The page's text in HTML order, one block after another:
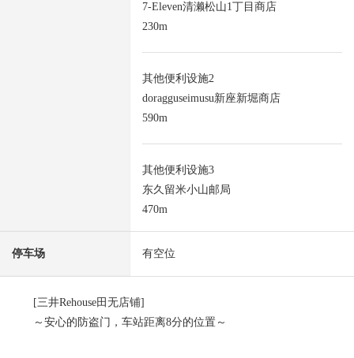
7-Eleven清濑松山1丁目商店
230m
其他便利设施2
doragguseimusu新座新堀商店
590m
其他便利设施3
东久留米小山邮局
470m
停车场 有空位
[三井Rehouse田无店铺]
～安心的防盗门，车站距离8分的位置～